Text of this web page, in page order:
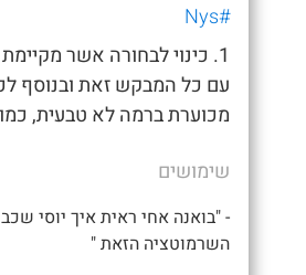
#Nys
1. כינוי לבחורה אשר
עם כל המבקש זאת ובנוסף
מכוערת ברמה לא טבעית,
שימושים
- "בואנה אחי ראית איך יוסי
השרמוטציה הזאת "